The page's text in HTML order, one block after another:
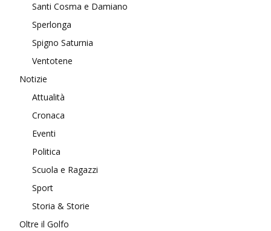
Santi Cosma e Damiano
Sperlonga
Spigno Saturnia
Ventotene
Notizie
Attualità
Cronaca
Eventi
Politica
Scuola e Ragazzi
Sport
Storia & Storie
Oltre il Golfo